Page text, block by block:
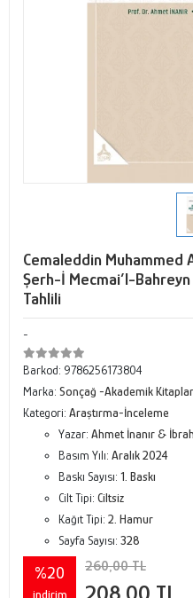
Cemaleddin Muhammed
Şerh-İ Mecmai’l-
Tahlili
-
Barkod: 9786256173804
Marka: Sonçağ -Akademik Kitaplar
Kategori: Araştırma-İnceleme
Yazar: Ahmet İnanır &
Basım Yılı: Aralık 2024
Baskı Sayısı: 1. Baskı
Cilt Tipi: Ciltsiz
Kağıt Tipi: 2. Hamur
Sayfa Sayısı: 328
%20
indirim
260,00 TL